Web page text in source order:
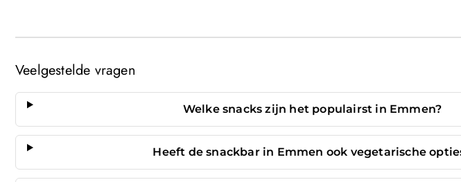
Veelgestelde vragen
Welke snacks zijn het populairst in Emmen?
Heeft de snackbar in Emmen ook vegetarische